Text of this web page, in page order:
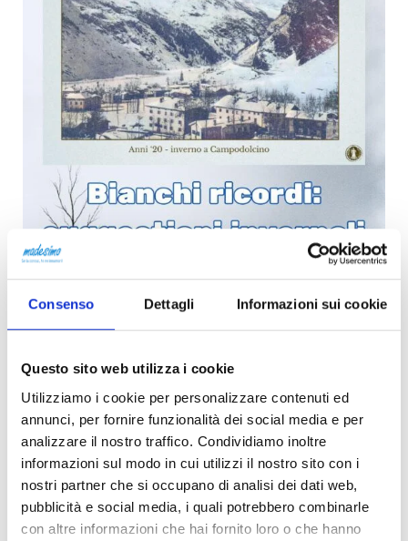
Consenso Dettagli Informazioni sui cookie
Questo sito web utilizza i cookie
Utilizziamo i cookie per personalizzare contenuti ed
annunci, per fornire funzionalità dei social media e per
analizzare il nostro traffico. Condividiamo inoltre
informazioni sul modo in cui utilizzi il nostro sito con i
nostri partner che si occupano di analisi dei dati web,
pubblicità e social media, i quali potrebbero combinarle
con altre informazioni che hai fornito loro o che hanno